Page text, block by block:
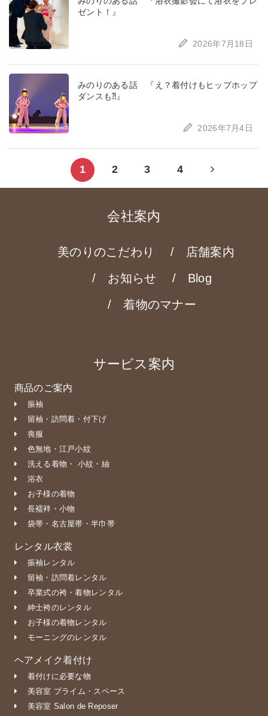
ゼント！』
2026年7月18日
みのりのある話 『え？着付けもヒップホップ
ダンスも⁈』
2026年7月4日
1 2 3 4
Next
page
会社案内
美のりのこだわり
店舗案内
お知らせ
Blog
着物のマナー
サービス案内
商品のご案内
振袖
留袖・訪問着・付下げ
喪服
色無地・江戸小紋
洗える着物・ 小紋・紬
浴衣
お子様の着物
長襦袢・小物
袋帯・名古屋帯・半巾帯
レンタル衣裳
振袖レンタル
留袖・訪問着レンタル
卒業式の袴・着物レンタル
紳士袴のレンタル
お子様の着物レンタル
モーニングのレンタル
ヘアメイク着付け
着付けに必要な物
美容室 プライム・スペース
美容室 Salon de Reposer